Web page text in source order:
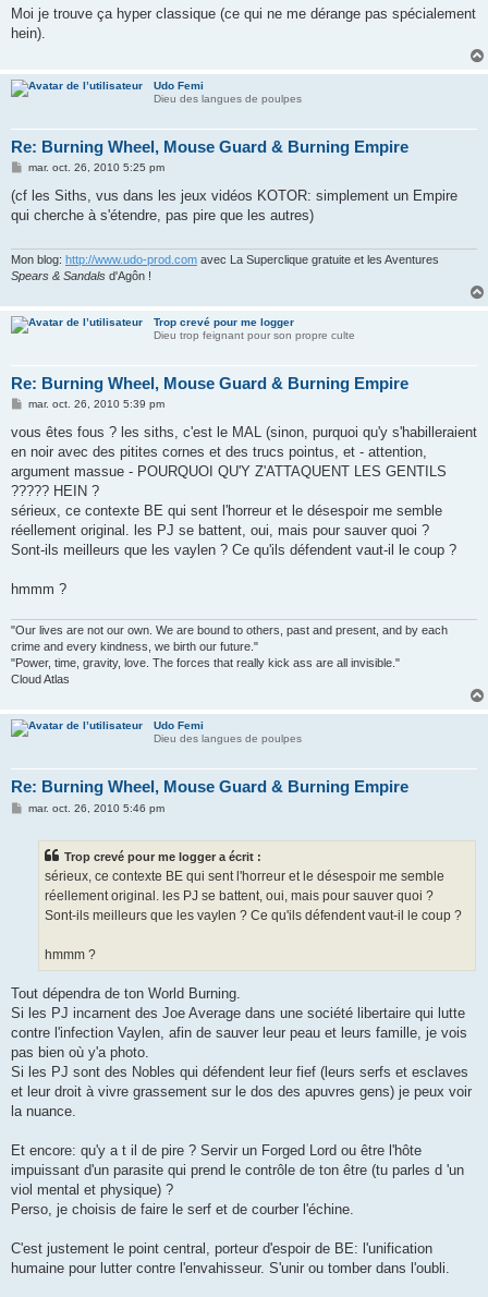
s
a
Moi je trouve ça hyper classique (ce qui ne me dérange pas spécialement
hein).
Udo Femi
Dieu des langues de poulpes
Re: Burning Wheel, Mouse Guard & Burning Empire
M
s
a
mar. oct. 26, 2010 5:25 pm
(cf les Siths, vus dans les jeux vidéos KOTOR: simplement un Empire
qui cherche à s'étendre, pas pire que les autres)
Mon blog: http://www.udo-prod.com avec La Superclique gratuite et les Aventures
Spears & Sandals d'Agôn !
Trop crevé pour me logger
Dieu trop feignant pour son propre culte
Re: Burning Wheel, Mouse Guard & Burning Empire
M
s
a
g
e
mar. oct. 26, 2010 5:39 pm
vous êtes fous ? les siths, c'est le MAL (sinon, purquoi qu'y s'habilleraient
en noir avec des pitites cornes et des trucs pointus, et - attention,
argument massue - POURQUOI QU'Y Z'ATTAQUENT LES GENTILS
????? HEIN ?
sérieux, ce contexte BE qui sent l'horreur et le désespoir me semble
réellement original. les PJ se battent, oui, mais pour sauver quoi ?
Sont-ils meilleurs que les vaylen ? Ce qu'ils défendent vaut-il le coup ?
hmmm ?
"Our lives are not our own. We are bound to others, past and present, and by each
crime and every kindness, we birth our future."
"Power, time, gravity, love. The forces that really kick ass are all invisible."
Cloud Atlas
Udo Femi
Dieu des langues de poulpes
Re: Burning Wheel, Mouse Guard & Burning Empire
Mmar. oct. 26, 2010 5:46 pm
Trop crevé pour me logger a écrit :
sérieux, ce contexte BE qui sent l'horreur et le désespoir me semble
réellement original. les PJ se battent, oui, mais pour sauver quoi ?
Sont-ils meilleurs que les vaylen ? Ce qu'ils défendent vaut-il le coup ?
hmmm ?
Tout dépendra de ton World Burning.
Si les PJ incarnent des Joe Average dans une société libertaire qui lutte
contre l'infection Vaylen, afin de sauver leur peau et leurs famille, je vois
pas bien où y'a photo.
Si les PJ sont des Nobles qui défendent leur fief (leurs serfs et esclaves
et leur droit à vivre grassement sur le dos des apuvres gens) je peux voir
la nuance.
Et encore: qu'y a t il de pire ? Servir un Forged Lord ou être l'hôte
impuissant d'un parasite qui prend le contrôle de ton être (tu parles d 'un
viol mental et physique) ?
Perso, je choisis de faire le serf et de courber l'échine.
C'est justement le point central, porteur d'espoir de BE: l'unification
humaine pour lutter contre l'envahisseur. S'unir ou tomber dans l'oubli.